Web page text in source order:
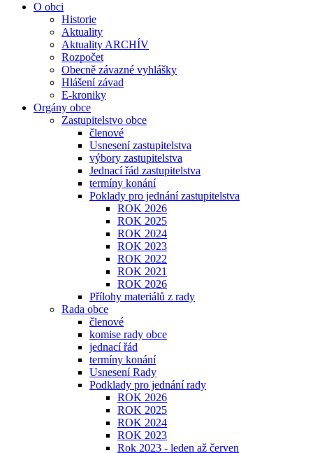
O obci
Historie
Aktuality
Aktuality ARCHÍV
Rozpočet
Obecně závazné vyhlášky
Hlášení závad
E-kroniky
Orgány obce
Zastupitelstvo obce
členové
Usnesení zastupitelstva
výbory zastupitelstva
Jednací řád zastupitelstva
termíny konání
Poklady pro jednání zastupitelstva
ROK 2026
ROK 2025
ROK 2024
ROK 2023
ROK 2022
ROK 2021
ROK 2026
Přílohy materiálů z rady
Rada obce
členové
komise rady obce
jednací řád
termíny konání
Usnesení Rady
Podklady pro jednání rady
ROK 2026
ROK 2025
ROK 2024
ROK 2023
Rok 2023 - leden až červen